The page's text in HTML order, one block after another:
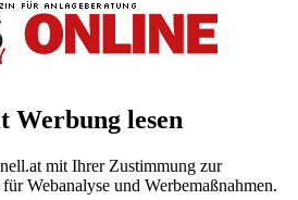
Werbung lesen
mit Ihrer Zustimmung zur
Webanalyse und Werbemaßnahmen.